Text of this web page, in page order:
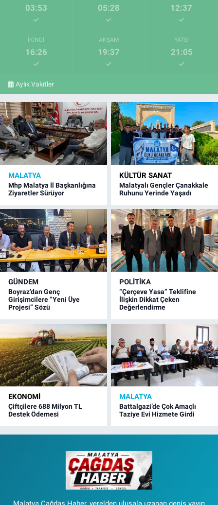
03:53 05:28 12:37
İKINDI
16:26
AKŞAM
19:37
YATSI
21:05
Aylık Vakitler
MALATYA
Mhp Malatya İl Başkanlığına
Ziyaretler Sürüyor
KÜLTÜR SANAT
Malatyalı Gençler Çanakkale
Ruhunu Yerinde Yaşadı
GÜNDEM
Boyraz’dan Genç
Girişimcilere “Yeni Üye
Projesi” Sözü
POLITIKA
“Çerçeve Yasa” Teklifine
İlişkin Dikkat Çeken
Değerlendirme
EKONOMI
Çiftçilere 688 Milyon TL
Destek Ödemesi
MALATYA
Battalgazi’de Çok Amaçlı
Taziye Evi Hizmete Girdi